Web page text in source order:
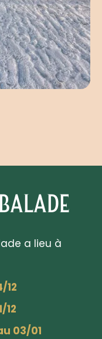
a lieu à
12
12
03/01